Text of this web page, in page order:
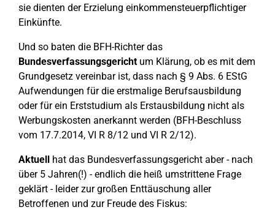
sie dienten der Erzielung einkommensteuerpflichtiger
Einkünfte.
Und so baten die BFH-Richter das
Bundesverfassungsgerichtum Klärung, ob es mit dem
Grundgesetz vereinbar ist, dass nach § 9 Abs. 6 EStG
Aufwendungen für die erstmalige Berufsausbildung
oder für ein Erststudium als Erstausbildung nicht als
Werbungskosten anerkannt werden (BFH-Beschluss
vom 17.7.2014, VI R 8/12 und VI R 2/12).
Aktuell hat das Bundesverfassungsgericht aber - nach
über 5 Jahren(!) - endlich die heiß umstrittene Frage
geklärt - leider zur großen Enttäuschung aller
Betroffenen und zur Freude des Fiskus: